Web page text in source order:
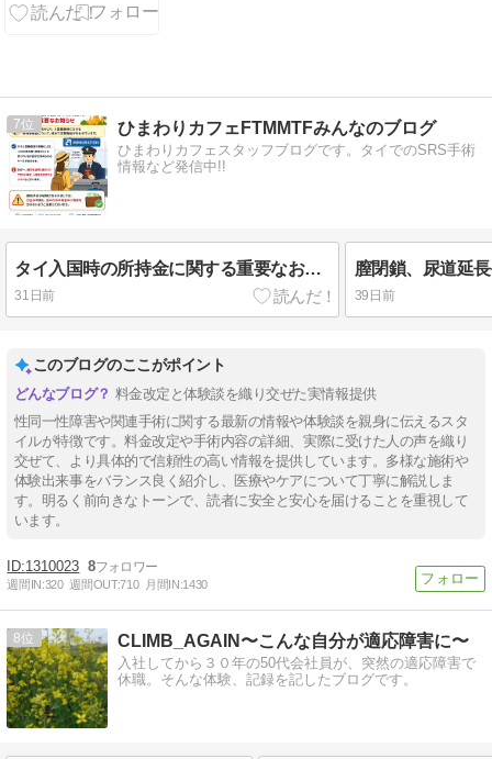
7 ひまわりカフェFTMMTFみんなのブログ
ひまわりカフェスタッフブログです。タイでのSRS手術
情報など発信中!!
タイ入国時の所持金に関する重要なお知らせ
31日前 39日前
このブログのここがポイント
料金改定と体験談を織り交ぜた実情報提供
性同一性障害や関連手術に関する最新の情報や体験談を親身に伝えるスタ
イルが特徴です。料金改定や手術内容の詳細、実際に受けた人の声を織り
交ぜて、より具体的で信頼性の高い情報を提供しています。多様な施術や
体験出来事をバランス良く紹介し、医療やケアについて丁寧に解説しま
す。明るく前向きなトーンで、読者に安全と安心を届けることを重視して
います。
1310023 8
週間IN:320 週間OUT:710 月間IN:1430
8 CLIMB_AGAIN〜こんな自分が適応障害に〜
入社してから３０年の50代会社員が、突然の適応障害で
休職。そんな体験、記録を記したブログです。